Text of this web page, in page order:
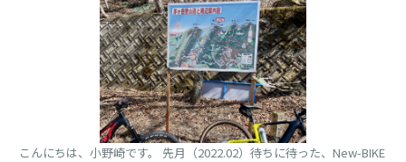
こんにちは、小野崎です。 先月（2022.02）待ちに待った、New-BIKE